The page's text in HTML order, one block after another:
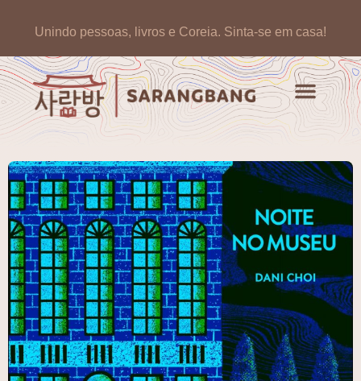
Unindo pessoas, livros e Coreia. Sinta-se em casa!